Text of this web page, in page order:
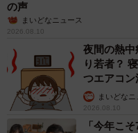
の声
まいどなニュース
2026.08.10
夜間の熱中
り若者？
つエアコ
まいどな
2026.08.10
「今年こ